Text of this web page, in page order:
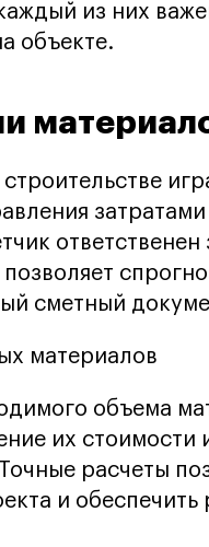
из них
объекте.
ответственен
сметный
материалов
объема
их стоимости
расчеты
и обеспечить